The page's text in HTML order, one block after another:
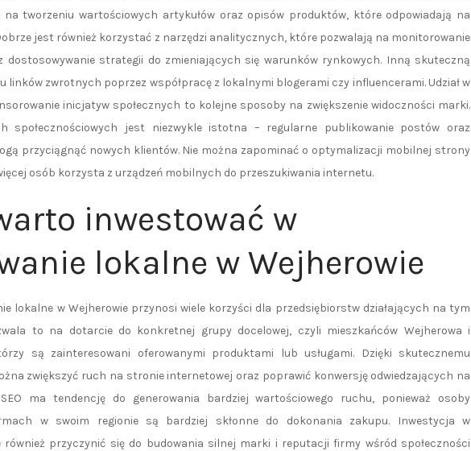
tworzeniu wartościowych artykułów oraz opisów produktów, które odpowiadają na
jest również korzystać z narzędzi analitycznych, które pozwalają na monitorowanie
dostosowywanie strategii do zmieniających się warunków rynkowych. Inną skuteczną
zwrotnych poprzez współpracę z lokalnymi blogerami czy influencerami. Udział w
inicjatyw społecznych to kolejne sposoby na zwiększenie widoczności marki.
społecznościowych jest niezwykle istotna – regularne publikowanie postów oraz
przyciągnąć nowych klientów. Nie można zapominać o optymalizacji mobilnej strony
osób korzysta z urządzeń mobilnych do przeszukiwania internetu.
inwestować w
lokalne w Wejherowie
lokalne w Wejherowie przynosi wiele korzyści dla przedsiębiorstw działających na tym
to na dotarcie do konkretnej grupy docelowej, czyli mieszkańców Wejherowa i
są zainteresowani oferowanymi produktami lub usługami. Dzięki skutecznemu
zwiększyć ruch na stronie internetowej oraz poprawić konwersję odwiedzających na
ma tendencję do generowania bardziej wartościowego ruchu, ponieważ osoby
w swoim regionie są bardziej skłonne do dokonania zakupu. Inwestycja w
również przyczynić się do budowania silnej marki i reputacji firmy wśród społeczności